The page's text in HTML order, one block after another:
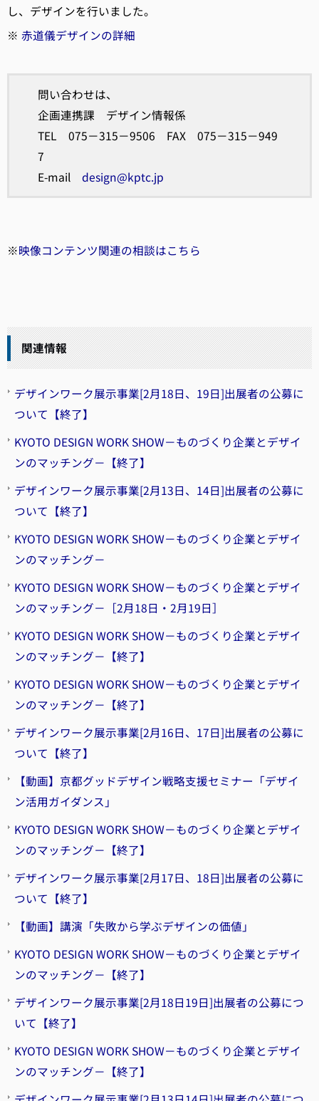
し、デザインを行いました。
※ 赤道儀デザインの詳細
問い合わせは、
企画連携課 デザイン情報係
TEL 075－315－9506 FAX 075－315－949
7
E-mail design@kptc.jp
※映像コンテンツ関連の相談はこちら
関連情報
デザインワーク展示事業[2月18日、19日]出展者の公募に
ついて【終了】
KYOTO DESIGN WORK SHOW－ものづくり企業とデザイ
ンのマッチング－【終了】
デザインワーク展示事業[2月13日、14日]出展者の公募に
ついて【終了】
KYOTO DESIGN WORK SHOW－ものづくり企業とデザイ
ンのマッチング－
KYOTO DESIGN WORK SHOW－ものづくり企業とデザイ
ンのマッチング－［2月18日・2月19日］
KYOTO DESIGN WORK SHOW－ものづくり企業とデザイ
ンのマッチング－【終了】
KYOTO DESIGN WORK SHOW－ものづくり企業とデザイ
ンのマッチング－【終了】
デザインワーク展示事業[2月16日、17日]出展者の公募に
ついて【終了】
【動画】京都グッドデザイン戦略支援セミナー「デザイ
ン活用ガイダンス」
KYOTO DESIGN WORK SHOW－ものづくり企業とデザイ
ンのマッチング－【終了】
デザインワーク展示事業[2月17日、18日]出展者の公募に
ついて【終了】
【動画】講演「失敗から学ぶデザインの価値」
KYOTO DESIGN WORK SHOW－ものづくり企業とデザイ
ンのマッチング－【終了】
デザインワーク展示事業[2月18日19日]出展者の公募につ
いて【終了】
KYOTO DESIGN WORK SHOW－ものづくり企業とデザイ
ンのマッチング－【終了】